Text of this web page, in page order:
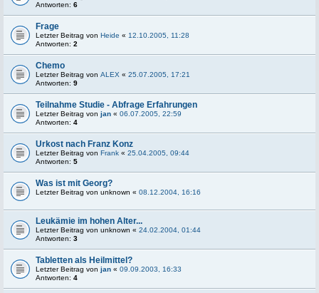
Antworten: 6
Frage
Letzter Beitrag von Heide « 12.10.2005, 11:28
Antworten: 2
Chemo
Letzter Beitrag von ALEX « 25.07.2005, 17:21
Antworten: 9
Teilnahme Studie - Abfrage Erfahrungen
Letzter Beitrag von jan « 06.07.2005, 22:59
Antworten: 4
Urkost nach Franz Konz
Letzter Beitrag von Frank « 25.04.2005, 09:44
Antworten: 5
Was ist mit Georg?
Letzter Beitrag von unknown « 08.12.2004, 16:16
Leukämie im hohen Alter...
Letzter Beitrag von unknown « 24.02.2004, 01:44
Antworten: 3
Tabletten als Heilmittel?
Letzter Beitrag von jan « 09.09.2003, 16:33
Antworten: 4